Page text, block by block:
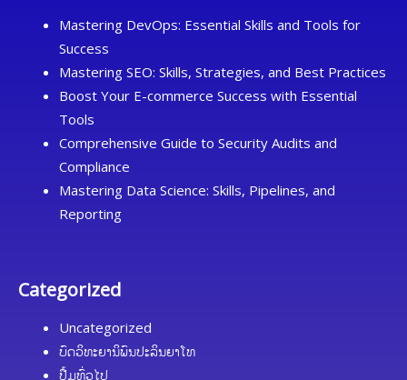
Mastering DevOps: Essential Skills and Tools for
Success
Mastering SEO: Skills, Strategies, and Best Practices
Boost Your E-commerce Success with Essential
Tools
Comprehensive Guide to Security Audits and
Compliance
Mastering Data Science: Skills, Pipelines, and
Reporting
Categorized
Uncategorized
ບົດວິທະຍານິພົນປະລິນຍາໂທ
ປື້ມທົ່ວໄປ